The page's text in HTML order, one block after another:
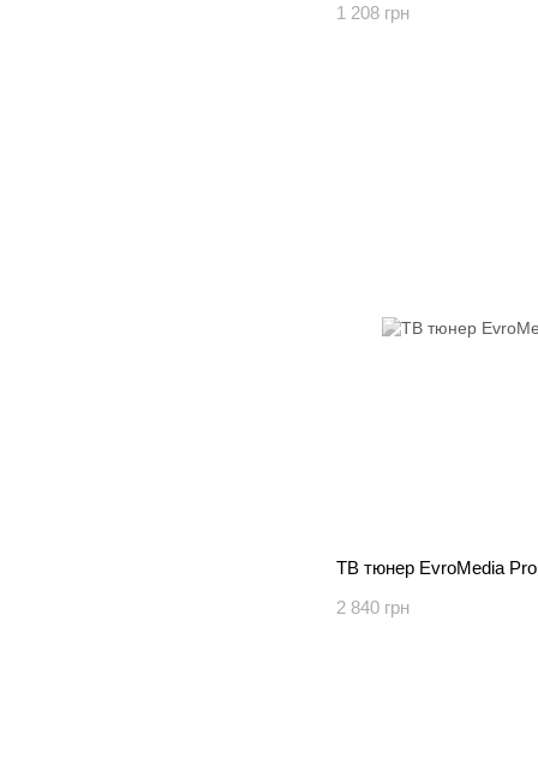
1 208 грн
ТВ тюнер EvroMedia
2 840 грн